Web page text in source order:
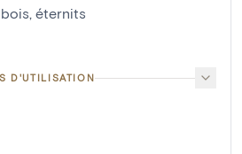
éternits
D'UTILISATION